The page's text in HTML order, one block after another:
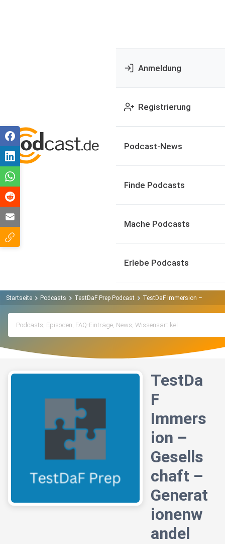
Anmeldung
Registrierung
Podcast-News
Finde Podcasts
Mache Podcasts
Erlebe Podcasts
Startseite Podcasts TestDaF Prep Podcast TestDaF Immersion –
TestDa
F
Immers
ion –
Gesells
chaft –
Generat
ionenw
andel